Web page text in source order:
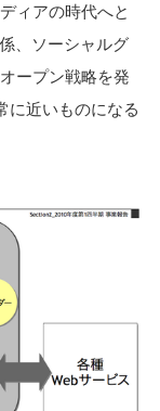
ィアの時代へと
、ソーシャルグ
ープン戦略を発
に近いものになる